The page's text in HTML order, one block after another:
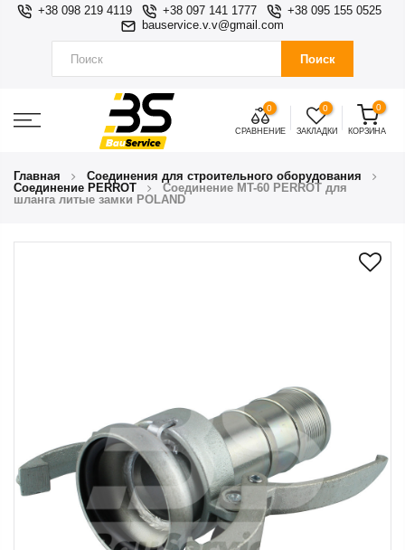
+38 098 219 4119 +38 097 141 1777
+38 095 155 0525
bauservice.v.v@gmail.com
Поиск
0
СРАВНЕНИЕ
0
ЗАКЛАДКИ
0
КОРЗИНА
Главная
Соединения для строительного оборудования
Соединение PERROT
Соединение MT-60 PERROT для
шланга литые замки POLAND